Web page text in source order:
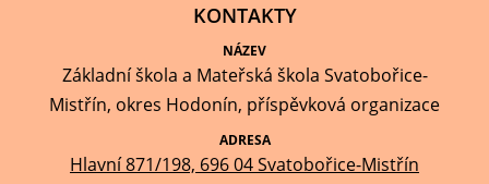
KONTAKTY
NÁZEV
Základní škola a Mateřská škola Svatobořice-
Mistřín, okres Hodonín, příspěvková organizace
ADRESA
Hlavní 871/198, 696 04 Svatobořice-Mistřín